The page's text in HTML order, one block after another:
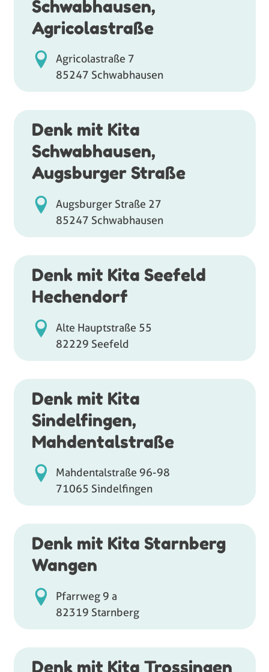
Schwabhausen,
Agricolastraße
Agricolastraße 7
85247 Schwabhausen
Denk mit Kita
Schwabhausen,
Augsburger Straße
Augsburger Straße 27
85247 Schwabhausen
Denk mit Kita Seefeld
Hechendorf
Alte Hauptstraße 55
82229 Seefeld
Denk mit Kita
Sindelfingen,
Mahdentalstraße
Mahdentalstraße 96-98
71065 Sindelfingen
Denk mit Kita Starnberg
Wangen
Pfarrweg 9 a
82319 Starnberg
Denk mit Kita Trossingen